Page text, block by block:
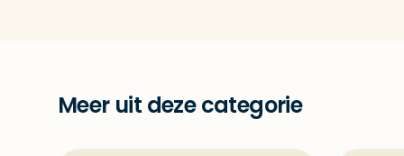
Meer uit deze categorie